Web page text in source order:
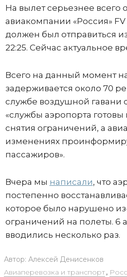
На вылет серьезнее всего
авиакомпании «Россия»
должен был отправиться
22:25. Сейчас актуальное
Всего на данный момент
задерживается около 70
службе воздушной гавани
«службы аэропорта готовы
снятия ограничений, а
изменениях
пассажиров».
Вчера мы написали, что
постепенно
которое было нарушено
ограничений на полеты. 6
вводились несколько раз.
Автор: Алексей Денисенков
Авиаперевозка и транспорт,